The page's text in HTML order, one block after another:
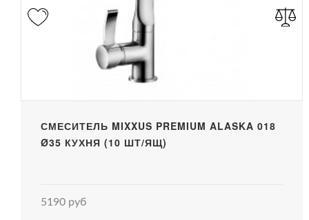
СМЕСИТЕЛЬ MIXXUS PREMIUM ALASKA 018
Ø35 КУХНЯ (10 ШТ/ЯЩ)
5190 руб